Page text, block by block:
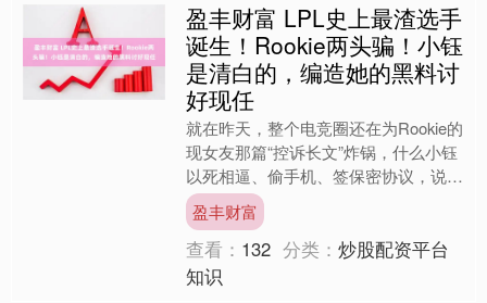
盈丰财富 LPL史上最渣选手
诞生！Rookie两头骗！小钰
是清白的，编造她的黑料讨
好现任
就在昨天，整个电竞圈还在为Rookie的
现女友那篇“控诉长文”炸锅，什么小钰
以死相逼、偷手机、签保密协议，说得
有鼻子有眼，眼看Rookie就要从“出轨
渣男”变成....
盈丰财富
查看： 132 分类：炒股配资平台
知识